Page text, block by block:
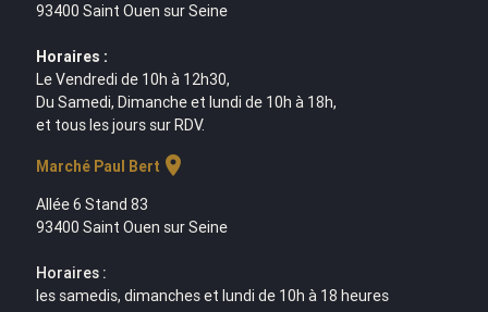
93400 Saint Ouen sur Seine
Horaires :
Le Vendredi de 10h à 12h30,
Du Samedi, Dimanche et lundi de 10h à 18h,
et tous les jours sur RDV.
Marché Paul Bert location_on
Allée 6 Stand 83
93400 Saint Ouen sur Seine
Horaires :
les samedis, dimanches et lundi de 10h à 18 heures